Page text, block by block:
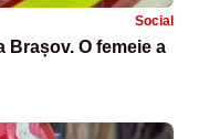
Social
Brașov. O femeie a